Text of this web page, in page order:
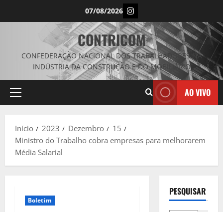
07/08/2026 Instagram
CONTRICOM
CONFEDERAÇÃO NACIONAL DOS TRABALHADORES NA
INDÚSTRIA DA CONSTRUÇÃO E DO MOBILIÁRIO
Menu
AO VIVO
Início 2023 Dezembro
15
Ministro do Trabalho cobra empresas para melhorarem
Média Salarial
Boletim
PESQUISAR